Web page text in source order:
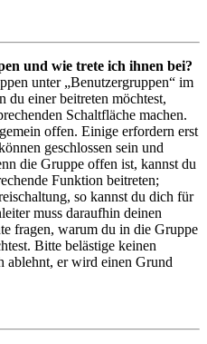
und wie trete ich ihnen bei?
unter „Benutzergruppen“ im
du einer beitreten möchtest,
Schaltfläche machen.
offen. Einige erfordern erst
geschlossen sein und
die Gruppe offen ist, kannst du
Funktion beitreten;
so kannst du dich für
muss daraufhin deinen
fragen, warum du in die Gruppe
Bitte belästige keinen
ablehnt, er wird einen Grund